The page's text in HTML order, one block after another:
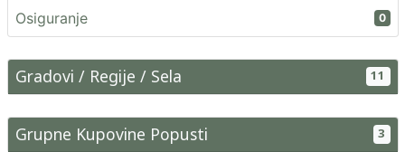
Osiguranje 0
Gradovi / Regije / Sela 11
Grupne Kupovine Popusti 3